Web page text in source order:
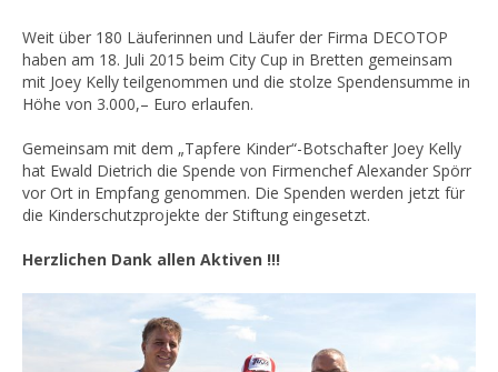
Weit über 180 Läuferinnen und Läufer der Firma DECOTOP
haben am 18. Juli 2015 beim City Cup in Bretten gemeinsam
mit Joey Kelly teilgenommen und die stolze Spendensumme in
Höhe von 3.000,– Euro erlaufen.
Gemeinsam mit dem „Tapfere Kinder“-Botschafter Joey Kelly
hat Ewald Dietrich die Spende von Firmenchef Alexander Spörr
vor Ort in Empfang genommen. Die Spenden werden jetzt für
die Kinderschutzprojekte der Stiftung eingesetzt.
Herzlichen Dank allen Aktiven !!!